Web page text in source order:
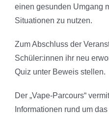
einen gesunden Umgang
Situationen zu nutzen.
Zum Abschluss der
Schüler:innen ihr neu
Quiz unter Beweis stellen.
Der „Vape-Parcours“
Informationen rund um